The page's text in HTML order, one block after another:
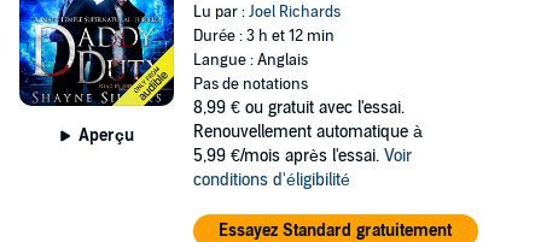
Aperçu
Lu par :Joel Richards
Durée : 3 h et 12 min
Langue : Anglais
Pas de notations
8,99 € ou gratuit avec l'essai.
Renouvellement automatique à
5,99 €/mois après l'essai. Voir
conditions d'éligibilité
Essayez Standard gratuitement